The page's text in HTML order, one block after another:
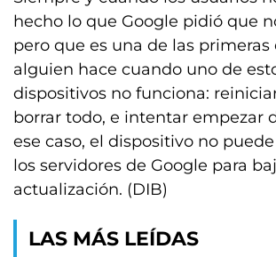
hecho lo que Google pidió que
pero que es una de las primeras
alguien hace cuando uno de
dispositivos no funciona:
borrar todo, e intentar empezar
ese caso, el dispositivo no
los servidores de Google para
actualización. (DIB)
LAS MÁS LEÍDAS